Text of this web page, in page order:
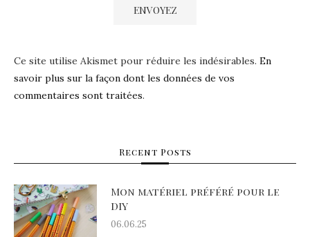
Ce site utilise Akismet pour réduire les indésirables. En
savoir plus sur la façon dont les données de vos
commentaires sont traitées.
Recent Posts
Mon matériel préféré pour le
DIY
06.06.25